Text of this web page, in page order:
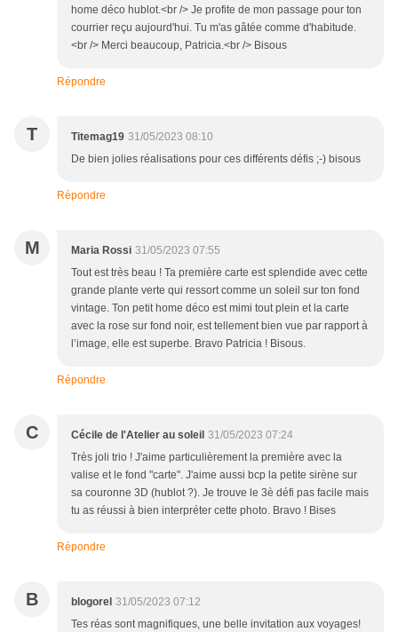
home déco hublot.<br /> Je profite de mon passage pour ton
courrier reçu aujourd'hui. Tu m'as gâtée comme d'habitude.
<br /> Merci beaucoup, Patricia.<br /> Bisous
Répondre
T Titemag19 31/05/2023 08:10
De bien jolies réalisations pour ces différents défis ;-) bisous
Répondre
M Maria Rossi 31/05/2023 07:55
Tout est très beau ! Ta première carte est splendide avec cette
grande plante verte qui ressort comme un soleil sur ton fond
vintage. Ton petit home déco est mimi tout plein et la carte
avec la rose sur fond noir, est tellement bien vue par rapport à
l’image, elle est superbe. Bravo Patricia ! Bisous.
Répondre
C Cécile de l'Atelier au soleil 31/05/2023 07:24
Très joli trio ! J'aime particulièrement la première avec la
valise et le fond "carte". J'aime aussi bcp la petite sirène sur
sa couronne 3D (hublot ?). Je trouve le 3è défi pas facile mais
tu as réussi à bien interpréter cette photo. Bravo ! Bises
Répondre
B blogorel 31/05/2023 07:12
Tes réas sont magnifiques, une belle invitation aux voyages!